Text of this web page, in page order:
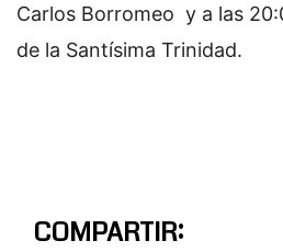
Carlos Borromeo y a las
de la Santísima Trinidad.
COMPARTIR: